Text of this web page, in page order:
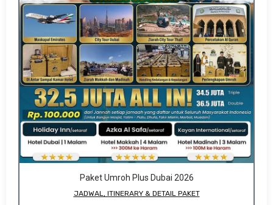
Paket Umroh Plus Dubai 2026
JADWAL, ITINERARY & DETAIL PAKET